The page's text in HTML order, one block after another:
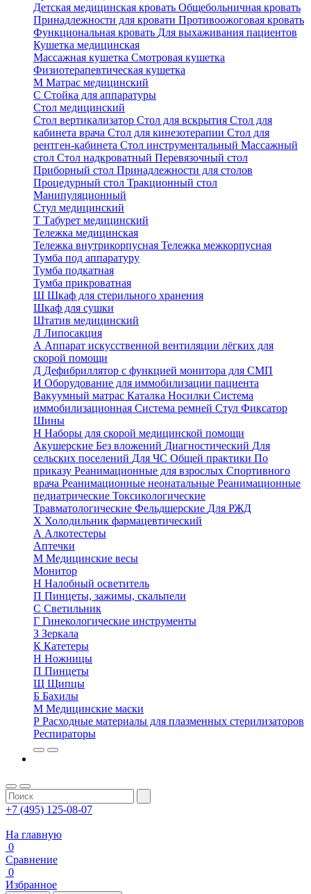
Детская медицинская кровать Общебольничная кровать
Принадлежности для кровати Противоожоговая кровать
Функциональная кровать Для выхаживания пациентов
Кушетка медицинская
Массажная кушетка Смотровая кушетка
Физиотерапевтическая кушетка
М Матрас медицинский
С Стойка для аппаратуры
Стол медицинский
Стол вертикализатор Стол для вскрытия Стол для
кабинета врача Стол для кинезотерапии Стол для
рентген-кабинета Стол инструментальный Массажный
стол Стол надкроватный Перевязочный стол
Приборный стол Принадлежности для столов
Процедурный стол Тракционный стол
Манипуляционный
Стул медицинский
Т Табурет медицинский
Тележка медицинская
Тележка внутрикорпусная Тележка межкорпусная
Тумба под аппаратуру
Тумба подкатная
Тумба прикроватная
Ш Шкаф для стерильного хранения
Шкаф для сушки
Штатив медицинский
Л Липосакция
А Аппарат искусственной вентиляции лёгких для
скорой помощи
Д Дефибриллятор с функцией монитора для СМП
И Оборудование для иммобилизации пациента
Вакуумный матрас Каталка Носилки Система
иммобилизационная Система ремней Стул Фиксатор
Шины
Н Наборы для скорой медицинской помощи
Акушерские Без вложений Диагностический Для
сельских поселений Для ЧС Общей практики По
приказу Реанимационные для взрослых Спортивного
врача Реанимационные неонатальные Реанимационные
педиатрические Токсикологические
Травматологические Фельдшерские Для РЖД
Х Холодильник фармацевтический
А Алкотестеры
Аптечки
М Медицинские весы
Монитор
Н Налобный осветитель
П Пинцеты, зажимы, скальпели
С Светильник
Г Гинекологические инструменты
З Зеркала
К Катетеры
Н Ножницы
П Пинцеты
Щ Щипцы
Б Бахилы
М Медицинские маски
Р Расходные материалы для плазменных стерилизаторов
Респираторы
+7 (495) 125-08-07
На главную
0
Сравнение
0
Избранное